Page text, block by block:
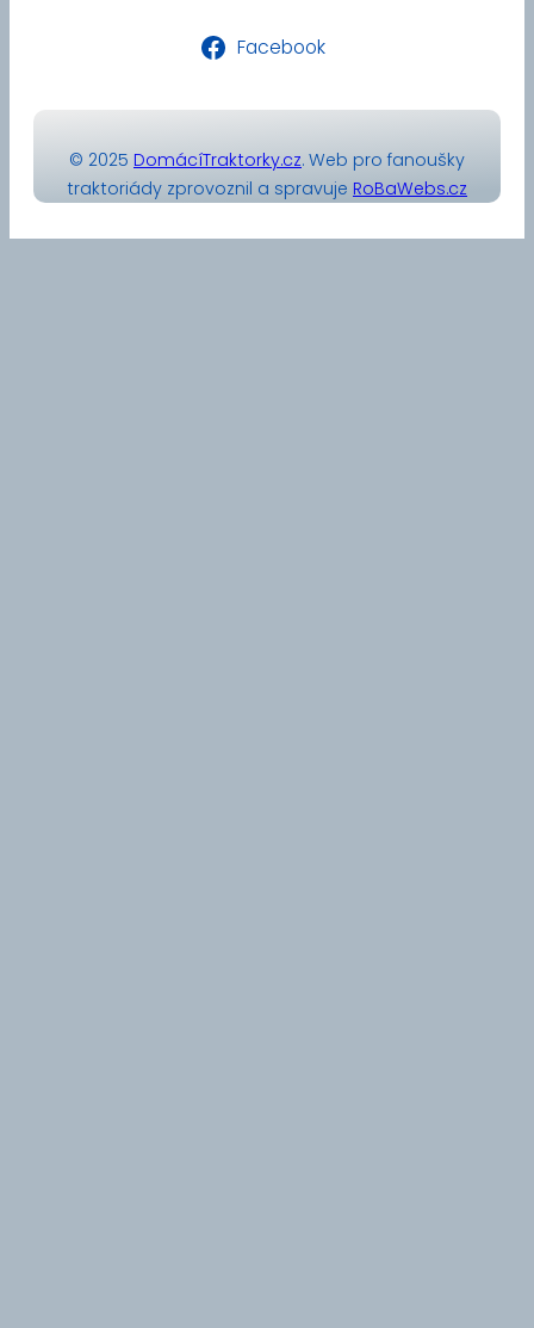
Facebook
© 2025 DomácíTraktorky.cz. Web pro fanoušky
traktoriády zprovoznil a spravuje RoBaWebs.cz